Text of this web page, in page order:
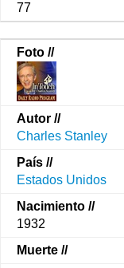
77
Charles Stanley
Estados Unidos
1932